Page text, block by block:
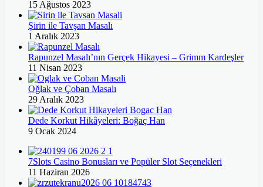
15 Ağustos 2023
Şirin ile Tavşan Masalı
1 Aralık 2023
Rapunzel Masalı’nın Gerçek Hikayesi – Grimm Kardeşler
11 Nisan 2023
Oğlak ve Çoban Masalı
29 Aralık 2023
Dede Korkut Hikâyeleri: Boğaç Han
9 Ocak 2024
7Slots Casino Bonusları ve Popüler Slot Seçenekleri
11 Haziran 2026